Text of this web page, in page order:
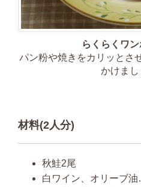
らくらくワン
パン粉や焼きをカリッとさ
かけまし
材料(2人分)
秋鮭2尾
白ワイン、オリーブ